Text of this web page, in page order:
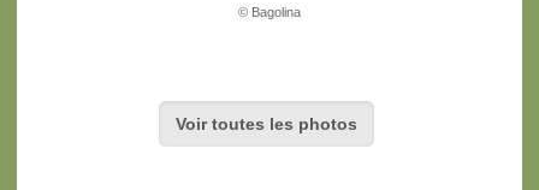
© Bagolina
Voir toutes les photos